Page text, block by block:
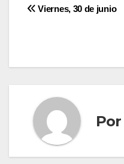
Navegación
entradas
Viernes, 30 de junio
Por